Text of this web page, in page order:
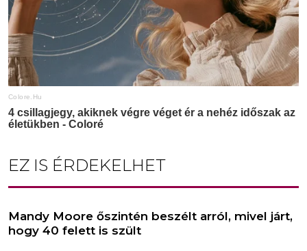
EZ IS ÉRDEKELHET
Mandy Moore őszintén beszélt arról, mivel járt,
hogy 40 felett is szült